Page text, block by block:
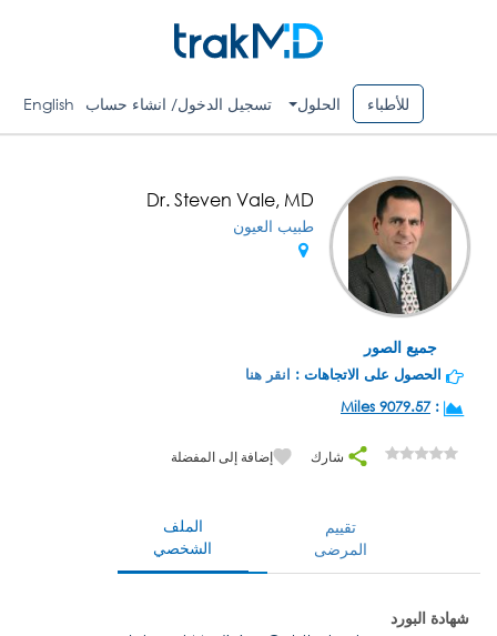
للأطباء الحلول تسجيل الدخول/ انشاء حساب English
جميع الصور
Dr. Steven Vale, MD
طبيب العيون
الحصول على الاتجاهات : انقر هنا
:
9079.57 Miles
شارك إضافة إلى المفضلة
الملف
الشخصي
تقييم
المرضى
شهادة البورد